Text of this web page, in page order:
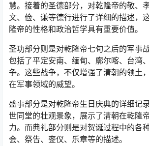
慧。接着的圣德部分，对乾隆帝的敬、
文、俭、谦等德行进行了详细的描述，
隆帝的性格和政治哲学具有重要价值。
圣功部分则是对乾隆帝七旬之后的军事
包括了平定安南、缅甸、廓尔喀、台湾
争。这些战争，不仅增强了清朝的领土
在军事领域的威望。
盛事部分是对乾隆帝生日庆典的详细记
世同堂的壮观景象，展示了清朝在乾隆
力。而典礼部分则是对贺诞过程中的各
会、祭告、銮仪、乐章等的描述。